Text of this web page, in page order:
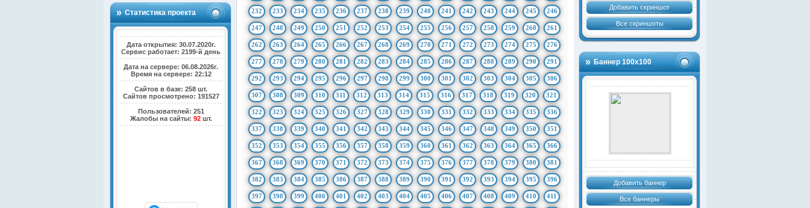
Статистика проекта
Дата открытия: 30.07.2020г.
Сервис работает: 2199-й день
Дата на сервере: 06.08.2026г.
Время на сервере: 22:12
Сайтов в базе: 258 шт.
Сайтов просмотрено: 191527
Пользователей: 251
Жалобы на сайты: 92шт.
Добавить скриншот
Все скриншоты
Баннер 100х100
Добавить баннер
Все баннеры
232 233 234 235 236 237 238 239 240 241 242 243 244 245 246
247 248 249 250 251 252 253 254 255 256 257 258 259 260 261
262 263 264 265 266 267 268 269 270 271 272 273 274 275 276
277 278 279 280 281 282 283 284 285 286 287 288 289 290 291
292 293 294 295 296 297 298 299 300 301 302 303 304 305 306
307 308 309 310 311 312 313 314 315 316 317 318 319 320 321
322 323 324 325 326 327 328 329 330 331 332 333 334 335 336
337 338 339 340 341 342 343 344 345 346 347 348 349 350 351
352 353 354 355 356 357 358 359 360 361 362 363 364 365 366
367 368 369 370 371 372 373 374 375 376 377 378 379 380 381
382 383 384 385 386 387 388 389 390 391 392 393 394 395 396
397 398 399 400 401 402 403 404 405 406 407 408 409 410 411